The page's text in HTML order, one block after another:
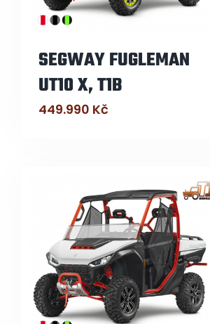
SEGWAY FUGLEMAN
UT10 X, T1B
449.990 Kč